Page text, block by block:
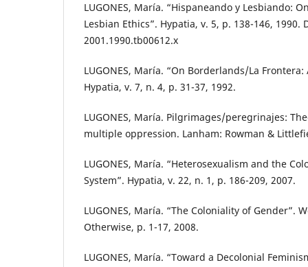
LUGONES, María. “Hispaneando y Lesbiando:
Lesbian Ethics”. Hypatia, v. 5, p. 138-146, 1990.
2001.1990.tb00612.x
LUGONES, María. “On Borderlands/La
Hypatia, v. 7, n. 4, p. 31-37, 1992.
LUGONES, María. Pilgrimages/peregrinajes:
multiple oppression. Lanham: Rowman &
LUGONES, María. “Heterosexualism and the
System”. Hypatia, v. 22, n. 1, p. 186-209, 2007.
LUGONES, María. “The Coloniality of Gender”.
Otherwise, p. 1-17, 2008.
LUGONES, María. “Toward a Decolonial